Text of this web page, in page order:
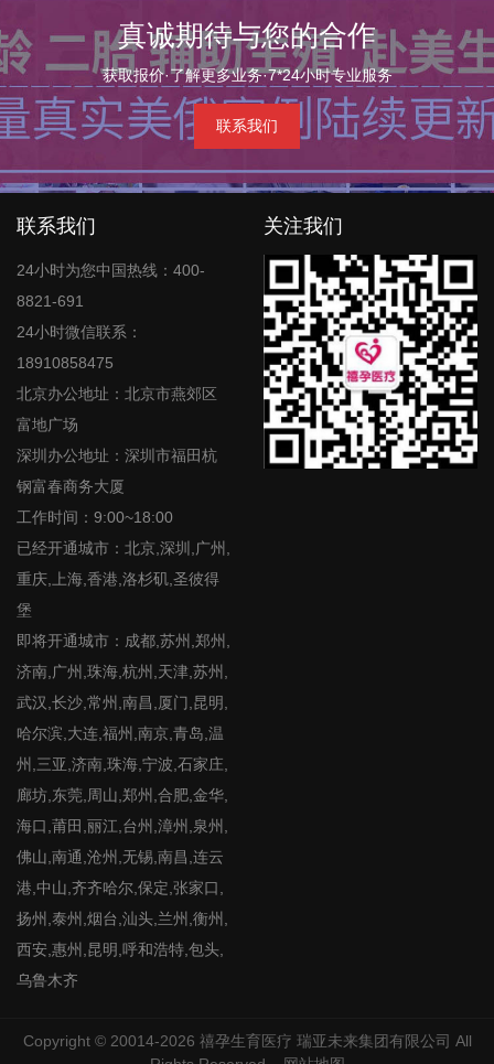
真诚期待与您的合作
获取报价·了解更多业务·7*24小时专业服务
联系我们
联系我们
24小时为您中国热线：400-
8821-691
24小时微信联系：
18910858475
北京办公地址：北京市燕郊区
富地广场
深圳办公地址：深圳市福田杭
钢富春商务大厦
工作时间：9:00~18:00
已经开通城市：北京,深圳,广州,
重庆,上海,香港,洛杉矶,圣彼得
堡
即将开通城市：成都,苏州,郑州,
济南,广州,珠海,杭州,天津,苏州,
武汉,长沙,常州,南昌,厦门,昆明,
哈尔滨,大连,福州,南京,青岛,温
州,三亚,济南,珠海,宁波,石家庄,
廊坊,东莞,周山,郑州,合肥,金华,
海口,莆田,丽江,台州,漳州,泉州,
佛山,南通,沧州,无锡,南昌,连云
港,中山,齐齐哈尔,保定,张家口,
扬州,泰州,烟台,汕头,兰州,衡州,
西安,惠州,昆明,呼和浩特,包头,
乌鲁木齐
关注我们
Copyright © 20014-2026 禧孕生育医疗 瑞亚未来集团有限公司 All